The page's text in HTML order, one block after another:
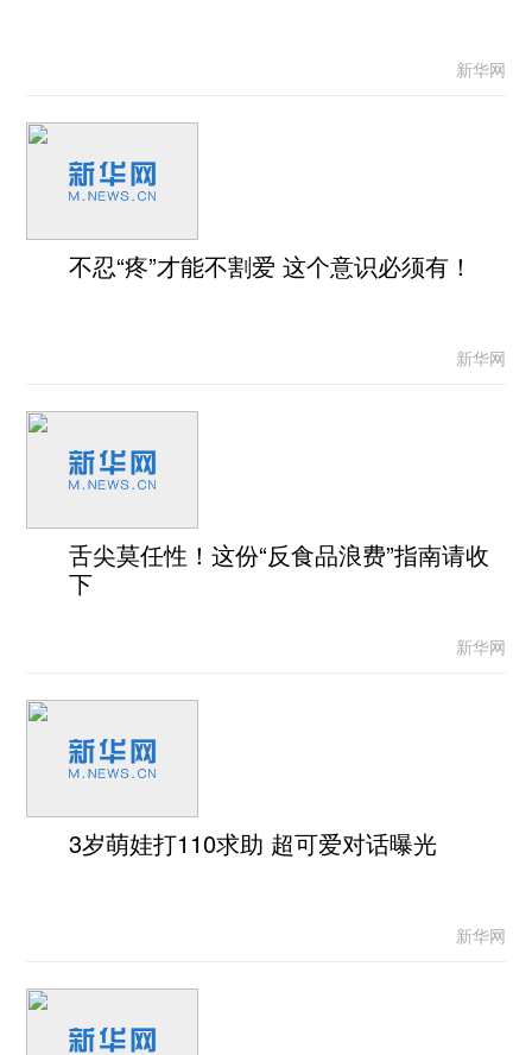
新华网
不忍“疼”才能不割爱 这个意识必须有！
新华网
舌尖莫任性！这份“反食品浪费”指南请收
下
新华网
3岁萌娃打110求助 超可爱对话曝光
新华网